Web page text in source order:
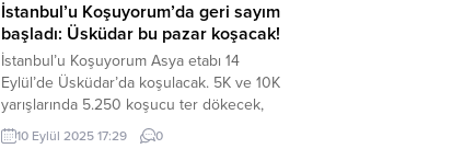
İstanbul’u Koşuyorum’da geri sayım
başladı: Üsküdar bu pazar koşacak!
İstanbul’u Koşuyorum Asya etabı 14
Eylül’de Üsküdar’da koşulacak. 5K ve 10K
yarışlarında 5.250 koşucu ter dökecek,
toplam 142 bin TL ödül dağıtılacak.
İSTANBUL (İGFA) – İstanbul Büyükşehir
10 Eylül 2025 17:29 0